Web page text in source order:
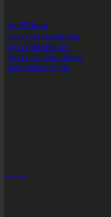
บัญชีผู้ใช้งาน
ตารางไซส์หมวกกันน็อค
ตารางไซส์ชุดป้องกัน
JUST1 FITTING ROOM
ลงทะเบียนรับประกัน